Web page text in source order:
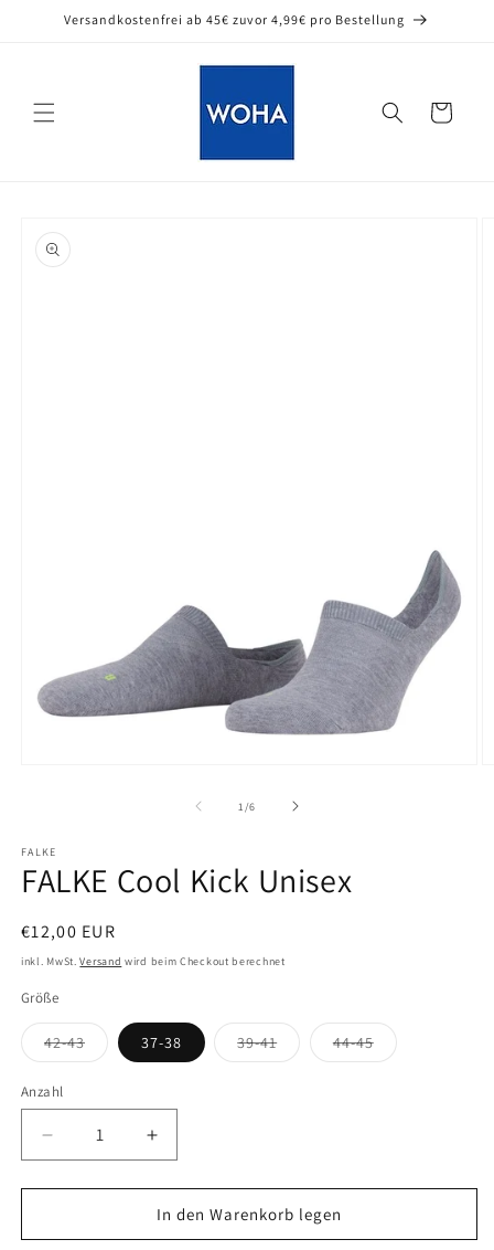
Versandkostenfrei ab 45€ zuvor 4,99€ pro Bestellung
Warenkorb
1/von
6
FALKE
FALKE Cool Kick Unisex
Normaler
Preis
€12,00 EUR
inkl. MwSt.Versand wird beim Checkout berechnet
Größe
42-43Variante
ausverkauft
37-38 39-41Variante
ausverkauft
44-45Variante
ausverkauft
Anzahl
Verringere
die
Menge
FALKE
Erhöhe
die
Menge
für
FALKE
In den Warenkorb legen